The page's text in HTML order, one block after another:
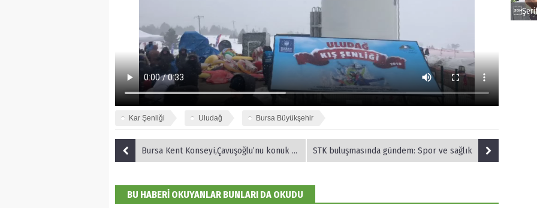
Kar Şenliği Uludağ Bursa Büyükşehir
Bursa Kent Konseyi,Çavuşoğlu’nu konuk etti STK buluşmasında gündem: Spor ve sağlık
BU HABERİ OKUYANLAR BUNLARI DA OKUDU